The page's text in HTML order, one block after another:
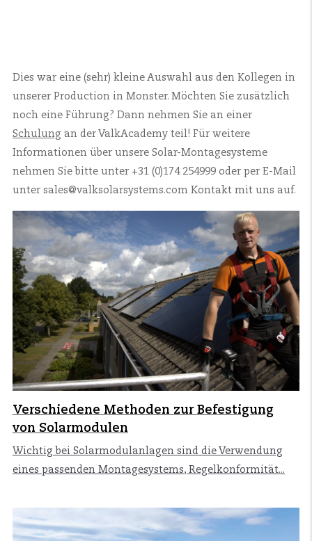
Dies war eine (sehr) kleine Auswahl aus den Kollegen in
unserer Production in Monster. Möchten Sie zusätzlich
noch eine Führung? Dann nehmen Sie an einer
Schulung an der ValkAcademy teil! Für weitere
Informationen über unsere Solar-Montagesysteme
nehmen Sie bitte unter +31 (0)174 254999 oder per E-Mail
unter sales@valksolarsystems.com Kontakt mit uns auf.
Verschiedene Methoden zur Befestigung
von Solarmodulen
Wichtig bei Solarmodulanlagen sind die Verwendung
eines passenden Montagesystems, Regelkonformität...